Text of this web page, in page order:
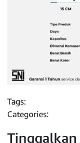
Tags:
Categories:
Tinggalkan